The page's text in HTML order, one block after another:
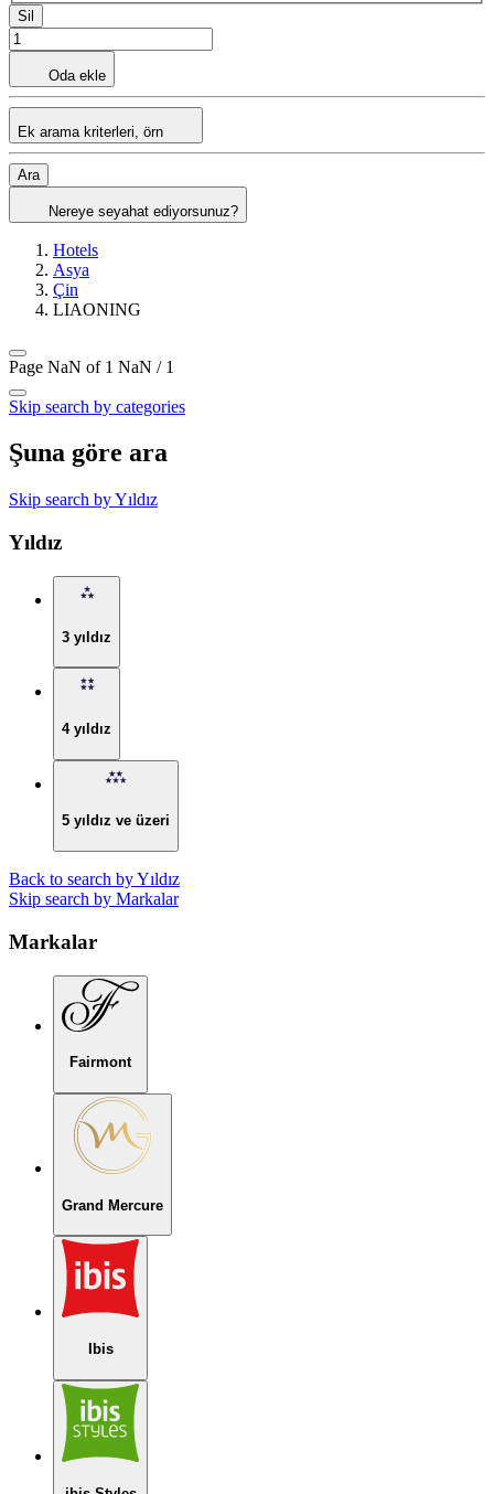
Sil
Oda ekle
Ek arama kriterleri, örn
Ara
Nereye seyahat ediyorsunuz?
Hotels
Asya
Çin
LIAONING
Page NaN of 1 NaN / 1
Skip search by categories
Şuna göre ara
Skip search by Yıldız
Yıldız
3 yıldız
4 yıldız
5 yıldız ve üzeri
Back to search by Yıldız
Skip search by Markalar
Markalar
Fairmont
Grand Mercure
Ibis